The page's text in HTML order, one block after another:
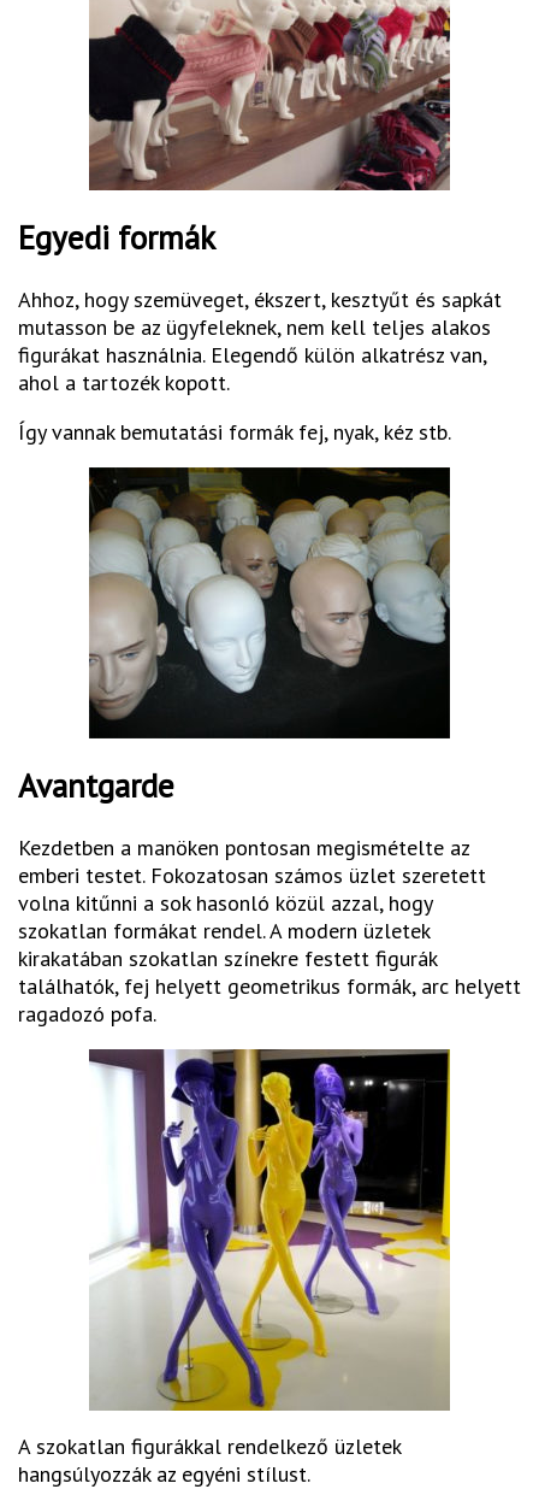
Egyedi formák
Ahhoz, hogy szemüveget, ékszert, kesztyűt és sapkát
mutasson be az ügyfeleknek, nem kell teljes alakos
figurákat használnia. Elegendő külön alkatrész van,
ahol a tartozék kopott.
Így vannak bemutatási formák fej, nyak, kéz stb.
Avantgarde
Kezdetben a manöken pontosan megismételte az
emberi testet. Fokozatosan számos üzlet szeretett
volna kitűnni a sok hasonló közül azzal, hogy
szokatlan formákat rendel. A modern üzletek
kirakatában szokatlan színekre festett figurák
találhatók, fej helyett geometrikus formák, arc helyett
ragadozó pofa.
A szokatlan figurákkal rendelkező üzletek
hangsúlyozzák az egyéni stílust.